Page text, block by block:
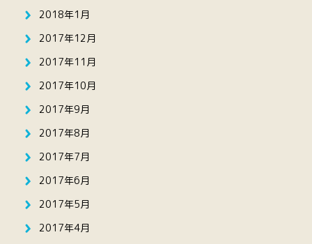
2018年1月
2017年12月
2017年11月
2017年10月
2017年9月
2017年8月
2017年7月
2017年6月
2017年5月
2017年4月